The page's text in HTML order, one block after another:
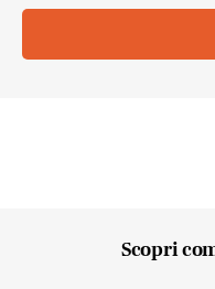
Scopri